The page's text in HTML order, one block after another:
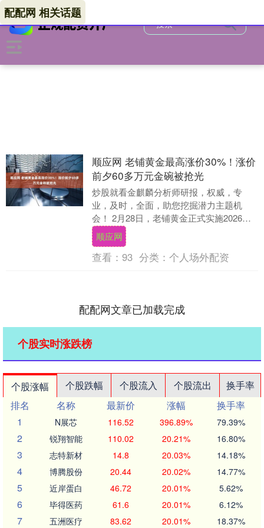
配配网 相关话题
顺应网 老铺黄金最高涨价30%！涨价
前夕60多万元金碗被抢光
炒股就看金麒麟分析师研报，权威，专
业，及时，全面，助您挖掘潜力主题机
会！ 2月28日，老铺黄金正式实施2026年
首轮提价。 从老铺黄金线上电商旗舰店优
惠前的价格....
顺应网
查看： 93 分类： 个人场外配资
配配网文章已加载完成
个股实时涨跌榜
个股涨幅 个股跌幅 个股流入 个股流出
换手率
排名
名称 最新价 涨幅
换手率
1
N展芯 116.52 396.89% 79.39%
2 锐翔智能 110.02 20.21% 16.80%
3 志特新材 14.8 20.03% 14.18%
4 博腾股份 20.44 20.02% 14.77%
5 近岸蛋白 46.72 20.01% 5.62%
6 毕得医药 61.6 20.01% 6.12%
7 五洲医疗 83.62 20.01% 18.37%